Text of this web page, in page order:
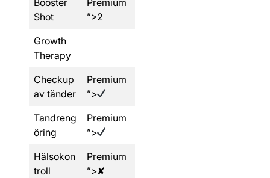
Booster
Shot
Premium
”>2
Growth
Therapy
Checkup
av tänder
Premium
”>
Tandreng
öring
Premium
”>
Hälsokon
troll
Premium
”>✘